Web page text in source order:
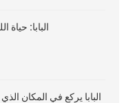
البابا: حياة
البابا يركع في المكان